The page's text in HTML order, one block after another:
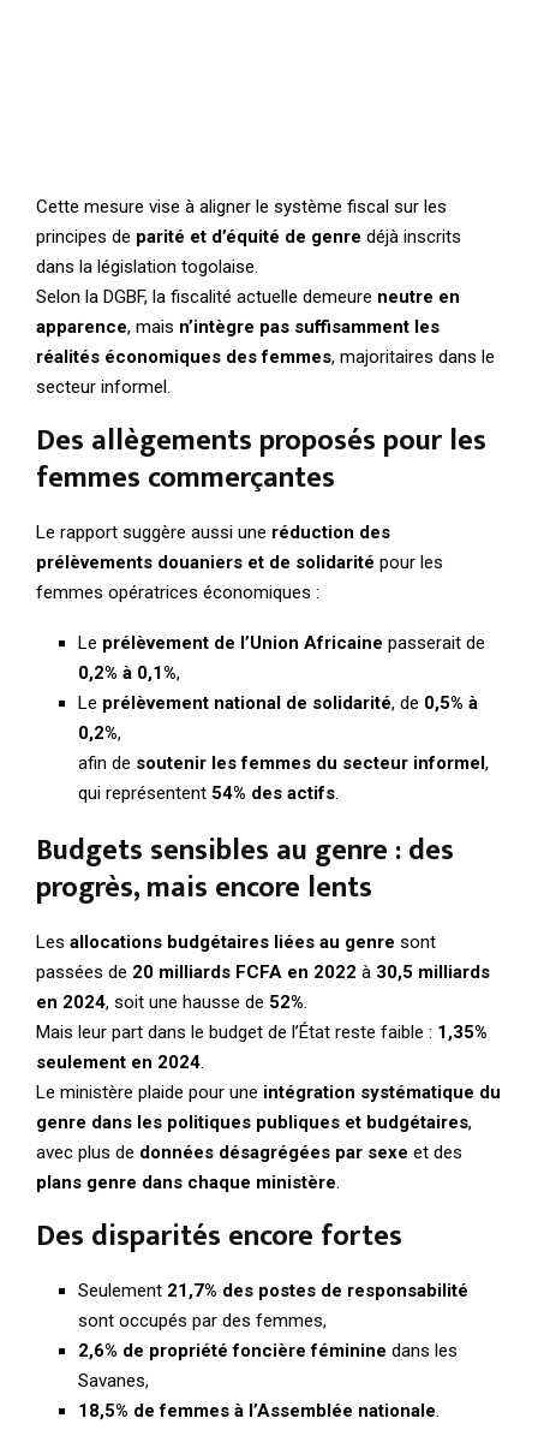
Cette mesure vise à aligner le système fiscal sur les
principes de parité et d’équité de genre déjà inscrits
dans la législation togolaise.
Selon la DGBF, la fiscalité actuelle demeure neutre en
apparence, mais n’intègre pas suffisamment les
réalités économiques des femmes, majoritaires dans le
secteur informel.
Des allègements proposés pour les
femmes commerçantes
Le rapport suggère aussi une réduction des
prélèvements douaniers et de solidarité pour les
femmes opératrices économiques :
Le prélèvement de l’Union Africaine passerait de
0,2% à 0,1%,
Le prélèvement national de solidarité, de 0,5% à
0,2%,
afin de soutenir les femmes du secteur informel,
qui représentent 54% des actifs
Budgets sensibles au genre : des
progrès, mais encore lents
Les allocations budgétaires liées au genre sont
passées de 20 milliards FCFA en 2022 à 30,5 milliards
en 2024, soit une hausse de 52%
Mais leur part dans le budget de l’État reste faible : 1,35%
seulement en 2024
Le ministère plaide pour une intégration systématique du
genre dans les politiques publiques et budgétaires,
avec plus de données désagrégées par sexe et des
plans genre dans chaque ministère
Des disparités encore fortes
Seulement 21,7% des postes de responsabilité
sont occupés par des femmes,
2,6% de propriété foncière féminine dans les
Savanes,
18,5% de femmes à l’Assemblée nationale